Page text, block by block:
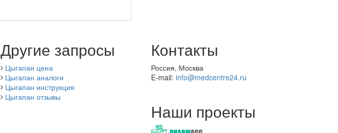
Другие запросы
Цыгапан цена
Цыгапан аналоги
Цыгапан инструкция
Цыгапан отзывы
Контакты
Россия, Москва
E-mail: info@medcentre24.ru
Наши проекты